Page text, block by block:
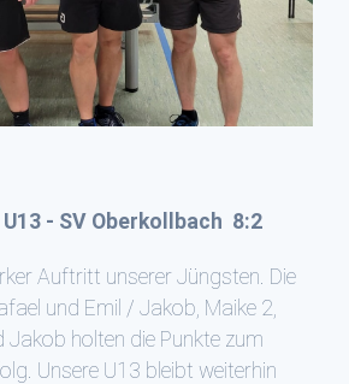
- SV Oberkollbach 8:2
Auftritt unserer Jüngsten. Die
und Emil / Jakob, Maike 2,
Jakob holten die Punkte zum
Unsere U13 bleibt weiterhin